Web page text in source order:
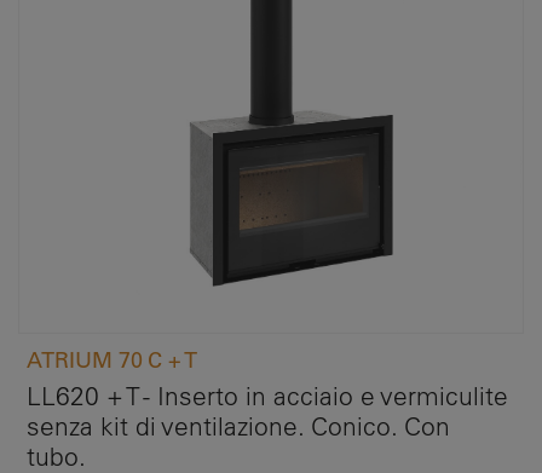
ATRIUM 70 C + T
LL620 + T - Inserto in acciaio e vermiculite
senza kit di ventilazione. Conico. Con
tubo.